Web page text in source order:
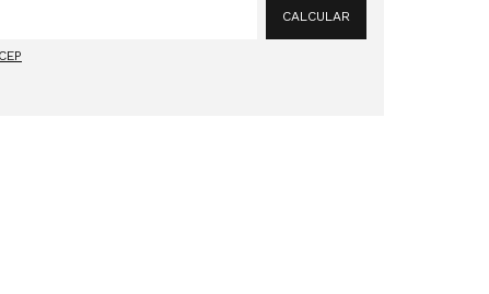
CALCULAR